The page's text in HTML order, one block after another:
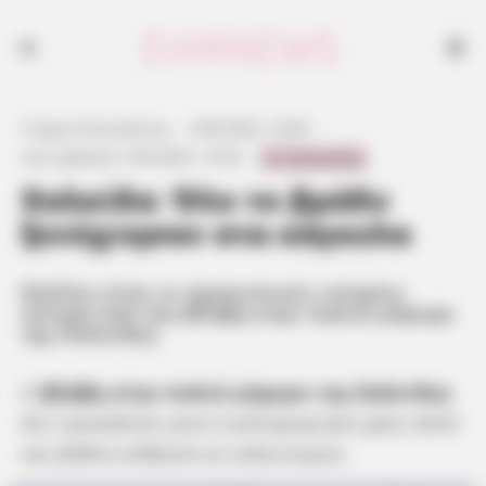
Χαλκίδα: Όλο το βράδυ
ξενύχτησαν στα κάγκελα
Πολλές είναι οι προσωπικές ιστορίες
ύστερα από την βλάβη στην παλιά γέφυρα
βλάβη στην παλιά γέφυρα της Χαλκίδας